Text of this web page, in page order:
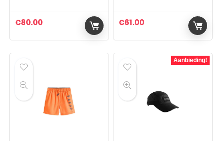
€80.00 €61.00
Aanbieding!